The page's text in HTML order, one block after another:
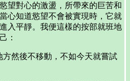
望對心的激盪，所帶來的巨苦和
心知道慾望不會被實現時，它就
入平靜。我便這樣的按部就班地
：
然後不移動，不如今天就嘗試